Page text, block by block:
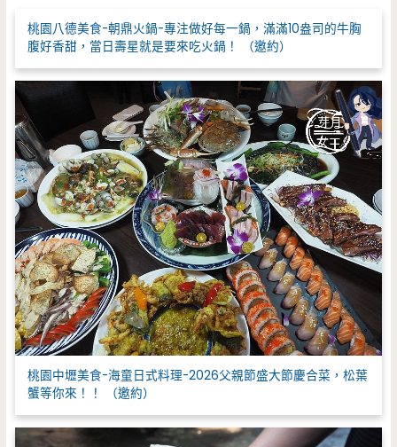
桃園八德美食-朝鼎火鍋-專注做好每一鍋，滿滿10盎司的牛胸
腹好香甜，當日壽星就是要來吃火鍋！ （邀約）
桃園中壢美食-海童日式料理-2026父親節盛大節慶合菜，松葉
蟹等你來！！ （邀約）